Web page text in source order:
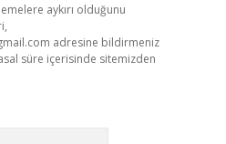
aykırı olduğunu
adresine bildirmeniz
süre içerisinde sitemizden